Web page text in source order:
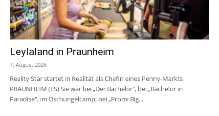
Leylaland in Praunheim
7. August 2026
Reality Star startet in Realität als Chefin eines Penny-Markts
PRAUNHEIM (ES) Sie war bei „Der Bachelor", bei „Bachelor in
Paradise“, im Dschungelcamp, bei „Promi Big...